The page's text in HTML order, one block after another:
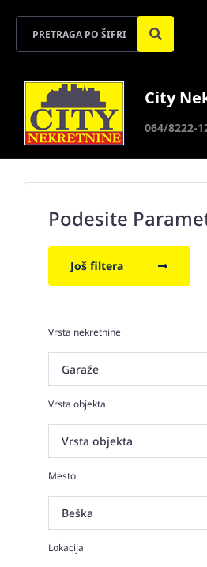
City
064/8222-
Podesite
Još filtera
Vrsta nekretnine
Vrsta objekta
Mesto
Lokacija